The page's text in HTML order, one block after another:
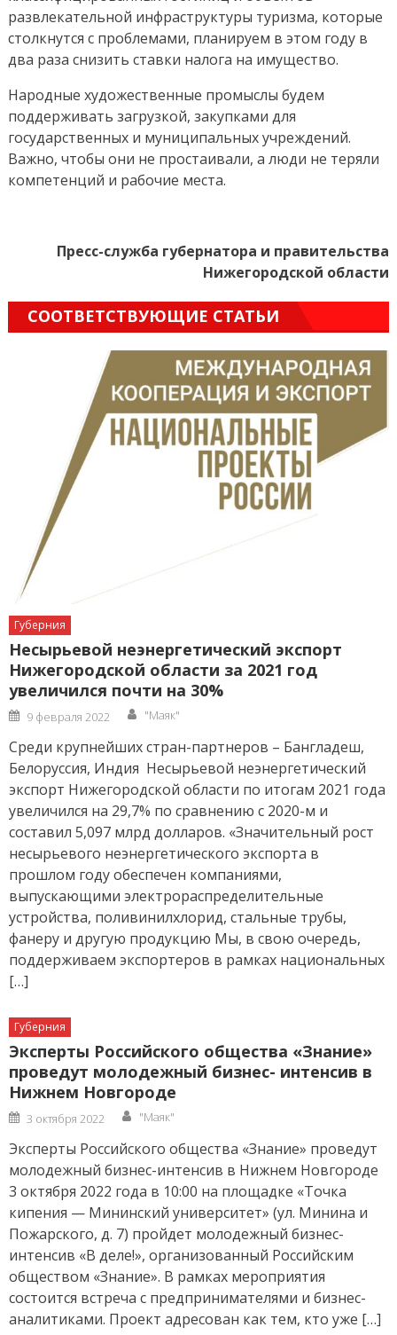
развлекательной инфраструктуры туризма, которые
столкнутся с проблемами, планируем в этом году в
два раза снизить ставки налога на имущество.
Народные художественные промыслы будем
поддерживать загрузкой, закупками для
государственных и муниципальных учреждений.
Важно, чтобы они не простаивали, а люди не теряли
компетенций и рабочие места.
Пресс-служба губернатора и правительства
Нижегородской области
СООТВЕТСТВУЮЩИЕ СТАТЬИ
Губерния
Несырьевой неэнергетический экспорт
Нижегородской области за 2021 год
увеличился почти на 30%
Posted
on
9 февраля 2022 Author
"Маяк"
Среди крупнейших стран-партнеров – Бангладеш,
Белоруссия, Индия Несырьевой неэнергетический
экспорт Нижегородской области по итогам 2021 года
увеличился на 29,7% по сравнению с 2020-м и
составил 5,097 млрд долларов. «Значительный рост
несырьевого неэнергетического экспорта в
прошлом году обеспечен компаниями,
выпускающими электрораспределительные
устройства, поливинилхлорид, стальные трубы,
фанеру и другую продукцию Мы, в свою очередь,
поддерживаем экспортеров в рамках национальных
[…]
Губерния
Эксперты Российского общества «Знание»
проведут молодежный бизнес- интенсив в
Нижнем Новгороде
Posted
on
3 октября 2022 Author
"Маяк"
Эксперты Российского общества «Знание» проведут
молодежный бизнес-интенсив в Нижнем Новгороде
3 октября 2022 года в 10:00 на площадке «Точка
кипения — Мининский университет» (ул. Минина и
Пожарского, д. 7) пройдет молодежный бизнес-
интенсив «В деле!», организованный Российским
обществом «Знание». В рамках мероприятия
состоится встреча с предпринимателями и бизнес-
аналитиками. Проект адресован как тем, кто уже […]